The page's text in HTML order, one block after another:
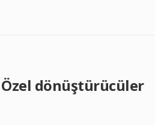
Özel dönüştürücüler